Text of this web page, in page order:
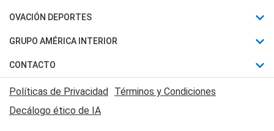
Política
Judiciales
Economia
Horóscopo
Motores
Trucos caseros
Series y Películas
Edictos y Solicitadas
OVACIÓN DEPORTES
Fútbol
Mundial
Automovilismo
Rugby
GRUPO AMÉRICA INTERIOR
Canal 7 en Vivo
CONTACTO
Acerca de Nosotros
Contactanos
Políticas de Privacidad Términos y Condiciones
Decálogo ético de IA